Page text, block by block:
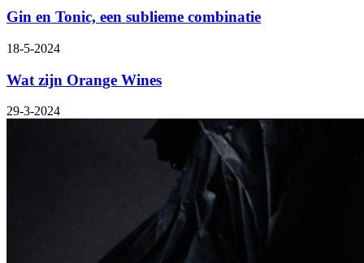
Gin en Tonic, een sublieme combinatie
18-5-2024
Wat zijn Orange Wines
29-3-2024